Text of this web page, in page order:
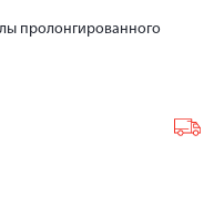
пролонгированного